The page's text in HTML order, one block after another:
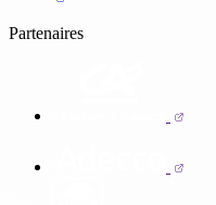
Partenaires